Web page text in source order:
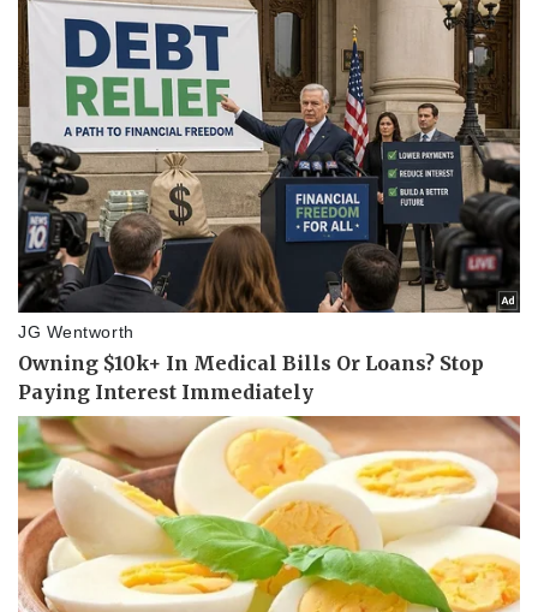
Kinh tế
Bất động sản
Khởi nghiệp
Thị trường
Giá vàng
Tiêu dùng
Tỷ giá
Chứng khoán
Giá cà phê